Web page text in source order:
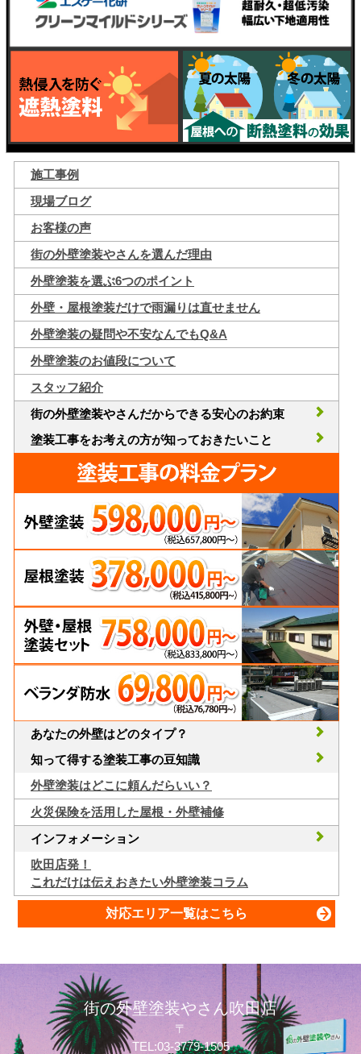
施工事例
現場ブログ
お客様の声
街の外壁塗装やさんを選んだ理由
外壁塗装を選ぶ6つのポイント
外壁・屋根塗装だけで雨漏りは直せません
外壁塗装の疑問や不安なんでもQ&A
外壁塗装のお値段について
スタッフ紹介
街の外壁塗装やさんだからできる安心のお約束
塗装工事をお考えの方が知っておきたいこと
あなたの外壁はどのタイプ？
知って得する塗装工事の豆知識
外壁塗装はどこに頼んだらいい？
火災保険を活用した屋根・外壁補修
インフォメーション
吹田店発！
これだけは伝えおきたい外壁塗装コラム
対応エリア一覧はこちら
街の外壁塗装やさん吹田店
〒
TEL:03-3779-1505